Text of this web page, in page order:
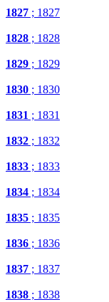
1827 ; 1827
1828 ; 1828
1829 ; 1829
1830 ; 1830
1831 ; 1831
1832 ; 1832
1833 ; 1833
1834 ; 1834
1835 ; 1835
1836 ; 1836
1837 ; 1837
1838 ; 1838